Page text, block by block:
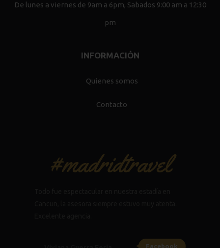
De lunes a viernes de 9am a 6pm, Sabados 9:00 am a 12:30
pm
INFORMACIÓN
Quienes somos
Contacto
#madridtravel
Facebook